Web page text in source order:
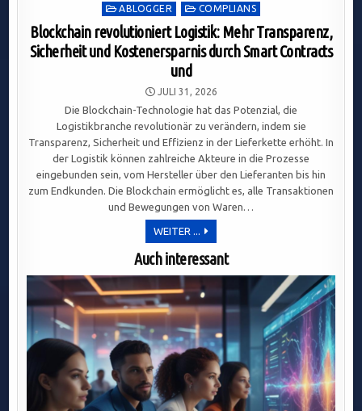
PostedABLOGGER COMPLIANS
Blockchain revolutioniert Logistik: Mehr Transparenz,
Sicherheit und Kostenersparnis durch Smart Contracts
und
JULI 31, 2026
Die Blockchain-Technologie hat das Potenzial, die
Logistikbranche revolutionär zu verändern, indem sie
Transparenz, Sicherheit und Effizienz in der Lieferkette erhöht. In
der Logistik können zahlreiche Akteure in die Prozesse
eingebunden sein, vom Hersteller über den Lieferanten bis hin
zum Endkunden. Die Blockchain ermöglicht es, alle Transaktionen
und Bewegungen von Waren…
WEITER ... BLOCKCHAIN
REVOLUTIONIERT
LOGISTIK:
MEHR
SICHERHEIT
UND
KOSTENERSPARNIS
DURCH
SMART
CONTRACTS
UND
Auch interessant